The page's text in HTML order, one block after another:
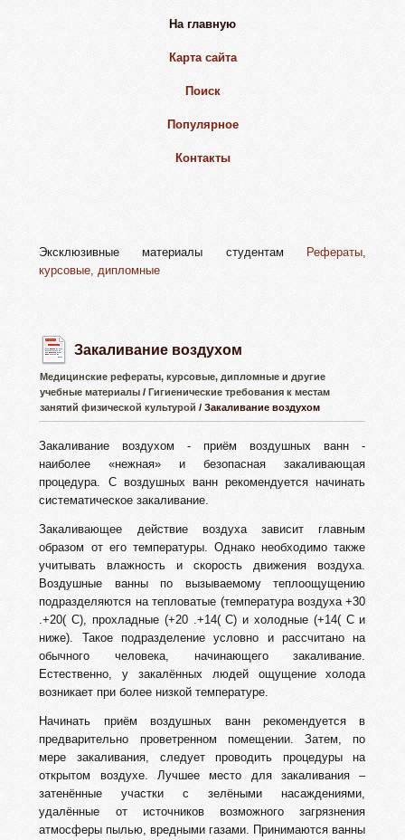
На главную
Карта сайта
Поиск
Популярное
Контакты
Эксклюзивные материалы студентам
Рефераты,
курсовые, дипломные
Закаливание воздухом
Медицинские рефераты, курсовые, дипломные и другие
учебные материалы / Гигиенические требования к местам
занятий физической культурой / Закаливание воздухом
Закаливание воздухом - приём воздушных ванн -
наиболее «нежная» и безопасная закаливающая
процедура. С воздушных ванн рекомендуется начинать
систематическое закаливание.
Закаливающее действие воздуха зависит главным
образом от его температуры. Однако необходимо также
учитывать влажность и скорость движения воздуха.
Воздушные ванны по вызываемому теплоощущению
подразделяются на тепловатые (температура воздуха +30
.+20( С), прохладные (+20 .+14( С) и холодные (+14( С и
ниже). Такое подразделение условно и рассчитано на
обычного человека, начинающего закаливание.
Естественно, у закалённых людей ощущение холода
возникает при более низкой температуре.
Начинать приём воздушных ванн рекомендуется в
предварительно проветренном помещении. Затем, по
мере закаливания, следует проводить процедуры на
открытом воздухе. Лучшее место для закаливания –
затенённые участки с зелёными насаждениями,
удалённые от источников возможного загрязнения
атмосферы пылью, вредными газами. Принимаются ванны